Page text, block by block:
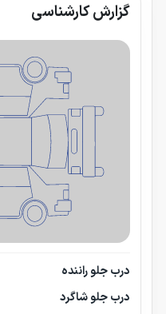
گزارش کارشناسی
درب جلو راننده
درب جلو شاگرد